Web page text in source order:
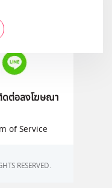
ดต่อลงโฆษณา
of Service
RESERVED.